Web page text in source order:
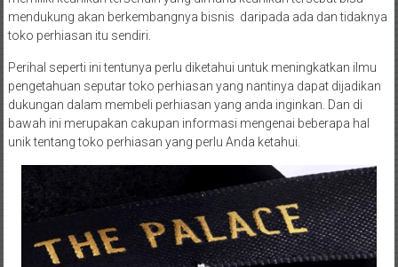
mendukung akan berkembangnya bisnis daripada ada dan tidaknya
toko perhiasan itu sendiri.
Perihal seperti ini tentunya perlu diketahui untuk meningkatkan ilmu
pengetahuan seputar toko perhiasan yang nantinya dapat dijadikan
dukungan dalam membeli perhiasan yang anda inginkan. Dan di
bawah ini merupakan cakupan informasi mengenai beberapa hal
unik tentang toko perhiasan yang perlu Anda ketahui.